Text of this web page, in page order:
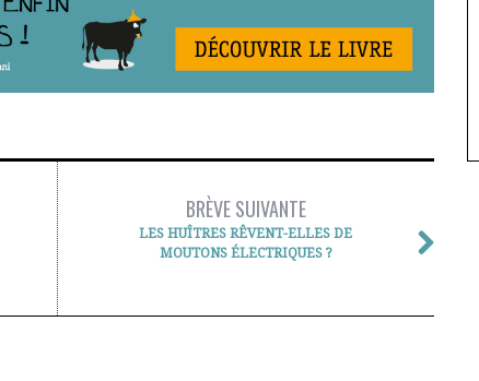
BRÈVE SUIVANTE
LES HUÎTRES RÊVENT-ELLES DE
MOUTONS ÉLECTRIQUES ?